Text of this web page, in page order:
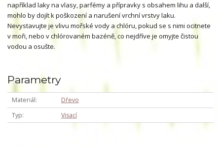
například laky na vlasy, parfémy a přípravky s obsahem lihu a další,
mohlo by dojít k poškození a narušení vrchní vrstvy laku.
Nevystavujte je vlivu mořské vody a chlóru, pokud se s nimi ocitnete
v moři, nebo v chlórovaném bazéně, co nejdříve je omyjte čistou
vodou a osušte.
Parametry
Materiál
Dřevo
Typ
Visací